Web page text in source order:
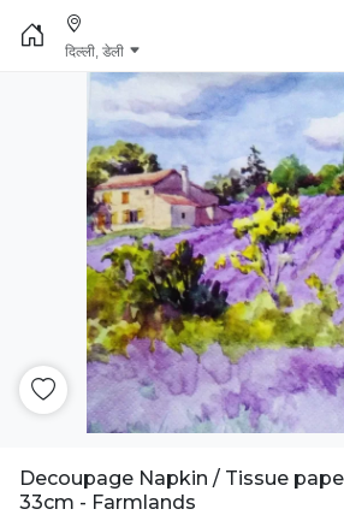
दिल्ली, डेली
Decoupage Napkin / Tissue
33cm - Farmlands